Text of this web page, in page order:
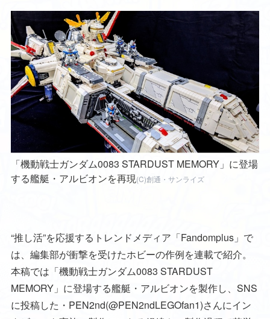
「機動戦士ガンダム0083 STARDUST MEMORY」に登場
する艦艇・アルビオンを再現(C)創通・サンライズ
“推し活”を応援するトレンドメディア「Fandomplus」で
は、編集部が衝撃を受けたホビーの作例を連載で紹介。
本稿では「機動戦士ガンダム0083 STARDUST
MEMORY」に登場する艦艇・アルビオンを製作し、SNS
に投稿した・PEN2nd(@PEN2ndLEGOfan1)さんにイン